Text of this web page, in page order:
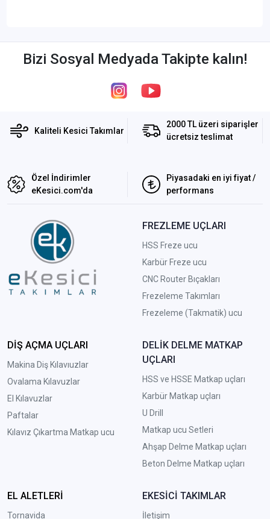
Bizi Sosyal Medyada Takipte kalın!
Kaliteli Kesici Takımlar
2000 TL üzeri siparişler
ücretsiz teslimat
Özel İndirimler
eKesici.com'da
Piyasadaki en iyi fiyat /
performans
FREZLEME UÇLARI
HSS Freze ucu
Karbür Freze ucu
CNC Router Bıçakları
Frezeleme Takımları
Frezeleme (Takmatik) ucu
DİŞ AÇMA UÇLARI
Makina Diş Kılavıuzlar
Ovalama Kılavuzlar
El Kılavuzlar
Paftalar
Kılavız Çıkartma Matkap ucu
DELİK DELME MATKAP
UÇLARI
HSS ve HSSE Matkap uçları
Karbür Matkap uçları
U Drill
Matkap ucu Setleri
Ahşap Delme Matkap uçları
Beton Delme Matkap uçları
EL ALETLERİ
Tornavida
EKESİCİ TAKIMLAR
İletişim